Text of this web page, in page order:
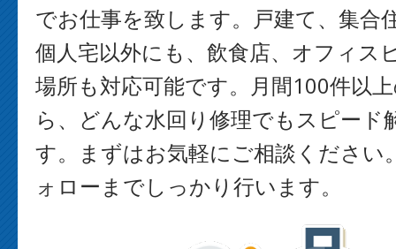
でお仕事を致します。戸建て、集合
個人宅以外にも、飲食店、オフィス
場所も対応可能です。月間100件以
ら、どんな水回り修理でもスピード
す。まずはお気軽にご相談ください
ォローまでしっかり行います。